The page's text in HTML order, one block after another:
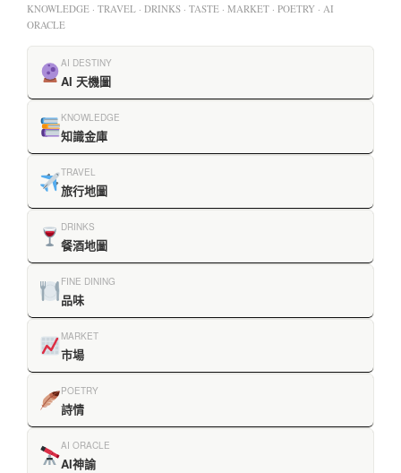
KNOWLEDGE · TRAVEL · DRINKS · TASTE · MARKET · POETRY · AI
ORACLE
AI DESTINY
AI 天機圖
KNOWLEDGE
知識金庫
TRAVEL
旅行地圖
DRINKS
餐酒地圖
FINE DINING
品味
MARKET
市場
POETRY
詩情
AI ORACLE
AI神諭